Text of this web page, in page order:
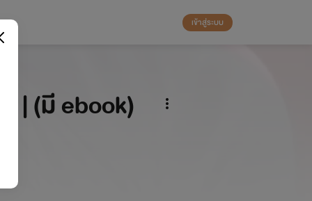
เข้าสู่ระบบ
| (มี ebook)